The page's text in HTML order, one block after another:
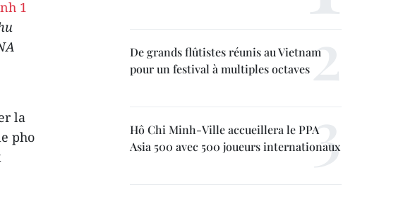
la
pho
De grands flûtistes réunis au Vietnam
pour un festival à multiples octaves
Hô Chi Minh-Ville accueillera le PPA
Asia 500 avec 500 joueurs internationaux